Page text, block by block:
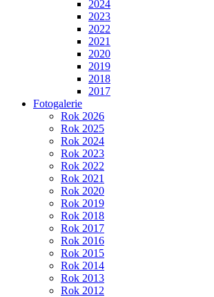
2024
2023
2022
2021
2020
2019
2018
2017
Fotogalerie
Rok 2026
Rok 2025
Rok 2024
Rok 2023
Rok 2022
Rok 2021
Rok 2020
Rok 2019
Rok 2018
Rok 2017
Rok 2016
Rok 2015
Rok 2014
Rok 2013
Rok 2012